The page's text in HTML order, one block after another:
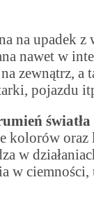
na upadek z
nawet w
zewnątrz, a
pojazdu
kolorów
w
w ciemności,